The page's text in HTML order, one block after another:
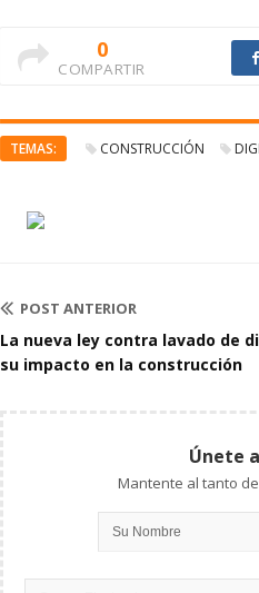
0
COMPARTIR
TEMAS: CONSTRUCCIÓN
POST ANTERIOR
La nueva ley contra lavado de
su impacto en la construcción
Únete